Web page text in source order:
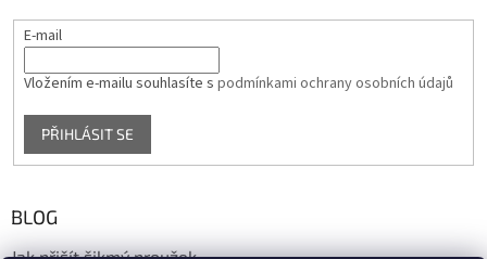
E-mail
Vložením e-mailu souhlasíte s podmínkami ochrany osobních údajů
PŘIHLÁSIT SE
BLOG